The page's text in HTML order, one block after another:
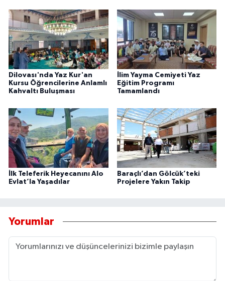
Dilovası'nda Yaz Kur'an
Kursu Öğrencilerine Anlamlı
Kahvaltı Buluşması
İlim Yayma Cemiyeti Yaz
Eğitim Programı
Tamamlandı
İlk Teleferik Heyecanını Alo
Evlat’la Yaşadılar
Baraçlı’dan Gölcük’teki
Projelere Yakın Takip
Yorumlar